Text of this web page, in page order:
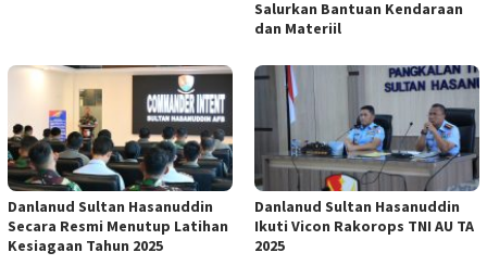
Salurkan Bantuan Kendaraan
dan Materiil
Danlanud Sultan Hasanuddin
Secara Resmi Menutup Latihan
Kesiagaan Tahun 2025
Danlanud Sultan Hasanuddin
Ikuti Vicon Rakorops TNI AU TA
2025